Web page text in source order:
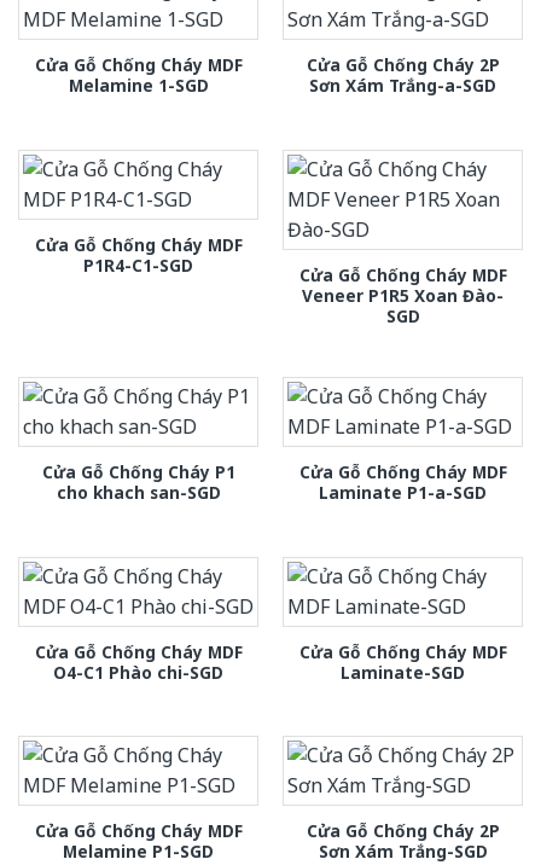
Cửa Gỗ Chống Cháy MDF
Melamine 1-SGD
Cửa Gỗ Chống Cháy 2P
Sơn Xám Trắng-a-SGD
Cửa Gỗ Chống Cháy MDF
P1R4-C1-SGD
Cửa Gỗ Chống Cháy MDF
Veneer P1R5 Xoan Đào-
SGD
Cửa Gỗ Chống Cháy P1
cho khach san-SGD
Cửa Gỗ Chống Cháy MDF
Laminate P1-a-SGD
Cửa Gỗ Chống Cháy MDF
O4-C1 Phào chi-SGD
Cửa Gỗ Chống Cháy MDF
Laminate-SGD
Cửa Gỗ Chống Cháy MDF
Melamine P1-SGD
Cửa Gỗ Chống Cháy 2P
Sơn Xám Trắng-SGD